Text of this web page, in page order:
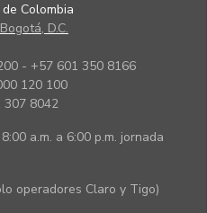
Colombia
D.C.
- +57 601 350 8166
120 100
307 8042
a.m. a 6:00 p.m. jornada
operadores Claro y Tigo)